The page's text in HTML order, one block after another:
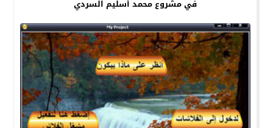
في مشروع محمد أسليم السردي